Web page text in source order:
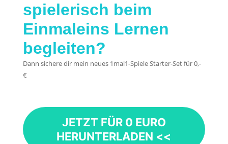
spielerisch beim
Einmaleins Lernen
begleiten?
Dann sichere dir mein neues 1mal1-Spiele Starter-Set für 0,-
€
JETZT FÜR 0 EURO
HERUNTERLADEN <<